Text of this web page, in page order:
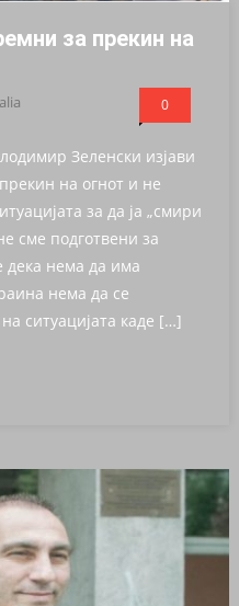
за прекин на
0
Зеленски изјави
на огнот и не
за да ја „смири
сме подготвени за
дека нема да има
нема да се
ситуацијата каде […]